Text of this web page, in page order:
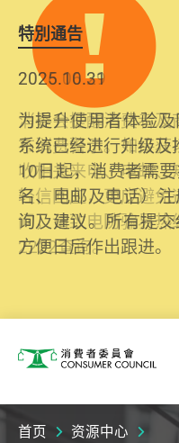
特別通告
2026.06.29
消委会提醒消费者
布消费警示。如接
收相关来电、电邮
轻信回应，更应避
问，请致电防骗易
2222查询。
2025.10.31
为提升使用者体验
系统已经进行升级
10日起，消费者需
名、电邮及电话）
询及建议。所有提
方便日后作出跟进。
消费者委员会
首页 资源中心